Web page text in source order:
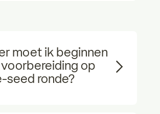
moet ik beginnen
op
seed ronde?